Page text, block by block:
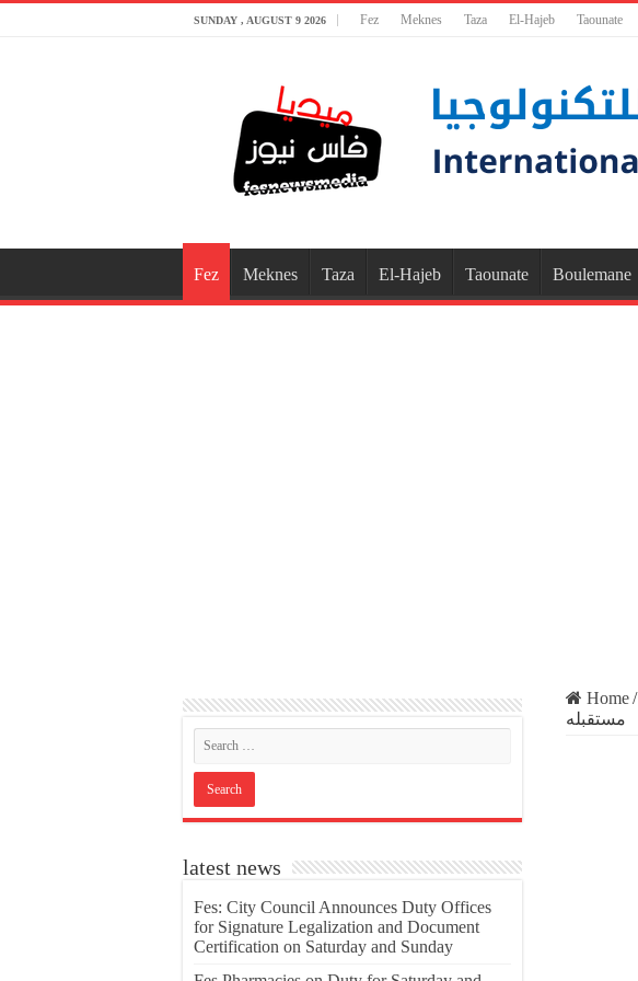
SUNDAY , AUGUST 9 2026 Fez Meknes Taza El-Hajeb Taounate
Fez Meknes Taza El-Hajeb Taounate Boulemane
Home/
مستقبله
latest news
Fes: City Council Announces Duty Offices
for Signature Legalization and Document
Certification on Saturday and Sunday